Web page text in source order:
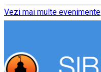
Vezi mai multe evenimente